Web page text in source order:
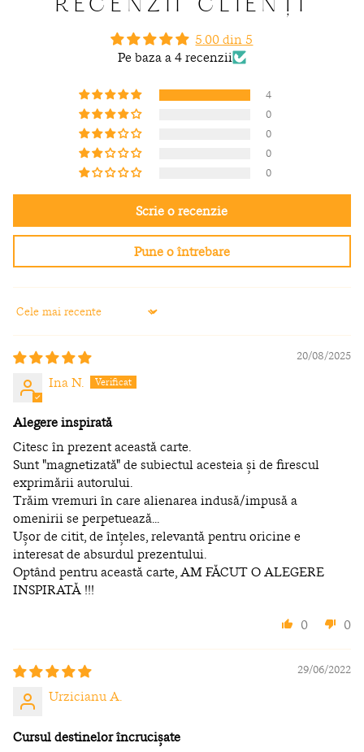
RECENZII CLIENȚI
5.00 din 5
Pe baza a 4 recenzii
4
0
0
0
0
Scrie o recenzie
Pune o întrebare
Sort by
20/08/2025
Ina N.
Alegere inspirată
Citesc în prezent această carte.
Sunt "magnetizată" de subiectul acesteia și de firescul
exprimării autorului.
Trăim vremuri în care alienarea indusă/impusă a
omenirii se perpetuează...
Ușor de citit, de înțeles, relevantă pentru oricine e
interesat de absurdul prezentului.
Optând pentru această carte, AM FĂCUT O ALEGERE
INSPIRATĂ !!!
0
0
29/06/2022
Urzicianu A.
Cursul destinelor încrucișate